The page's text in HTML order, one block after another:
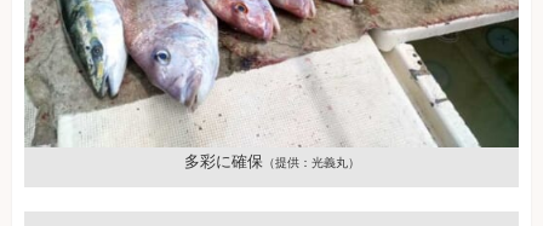
多彩に確保 （提供：光義丸）